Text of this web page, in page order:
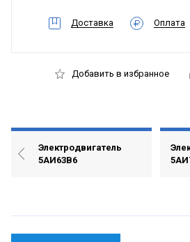
Доставка Оплата
Добавить в избранное
Электродвигатель
5АИ63B6